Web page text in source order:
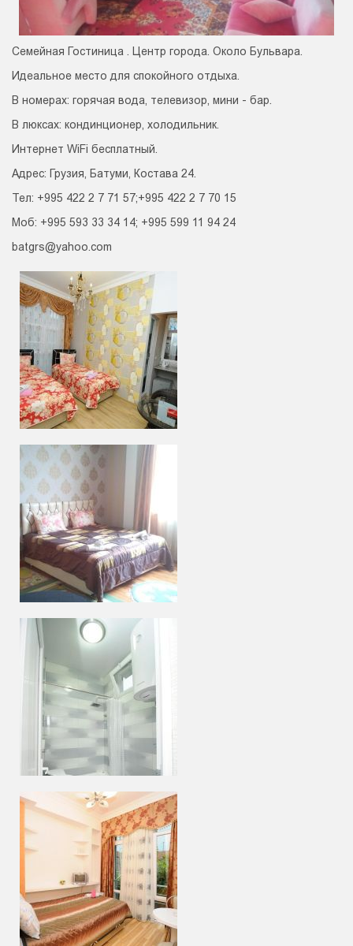
Семейная Гостиница . Центр города. Около Бульвара.
Идеальное место для спокойного отдыха.
В номерах: горячая вода, телевизор, мини - бар.
В люксах: кондинционер, холодильник.
Интернет WiFi бесплатный.
Адрес: Грузия, Батуми, Костава 24.
Тел: +995 422 2 7 71 57;+995 422 2 7 70 15
Моб: +995 593 33 34 14; +995 599 11 94 24
batgrs@yahoo.com